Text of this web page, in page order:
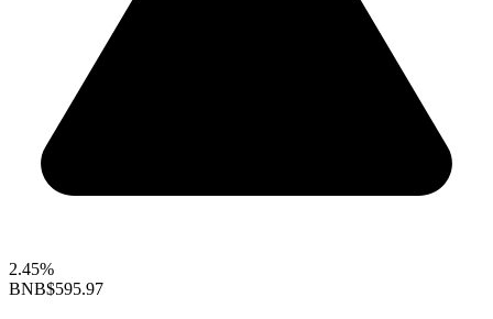
2.45%
BNB$595.97